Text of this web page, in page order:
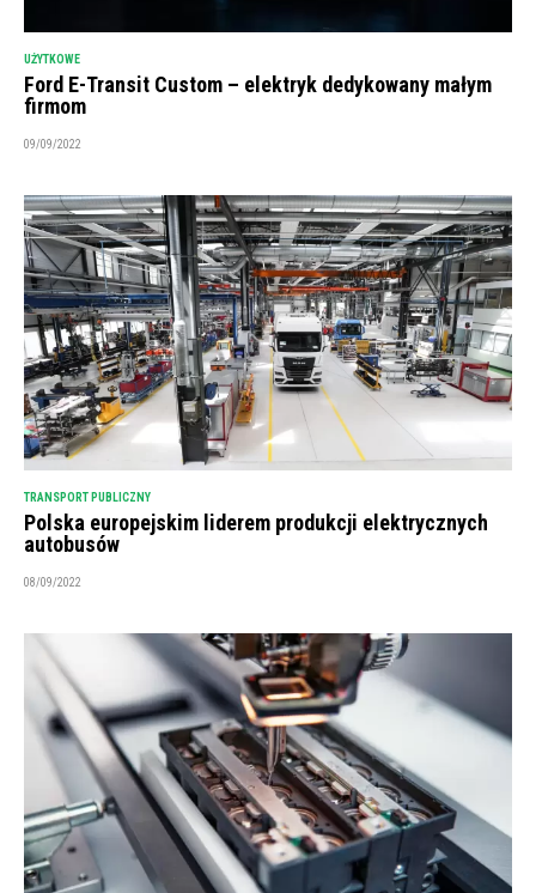
UŻYTKOWE
Ford E-Transit Custom – elektryk dedykowany małym
firmom
09/09/2022
TRANSPORT PUBLICZNY
Polska europejskim liderem produkcji elektrycznych
autobusów
08/09/2022